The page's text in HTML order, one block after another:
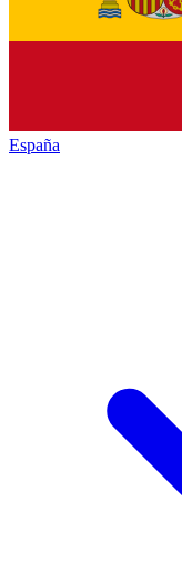
España